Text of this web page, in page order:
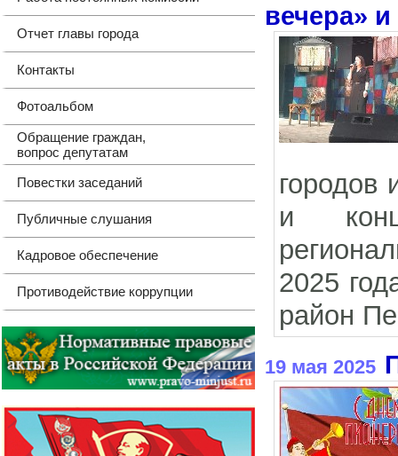
Отчет главы города
Контакты
Фотоальбом
Обращение граждан,
вопрос депутатам
Повестки заседаний
Публичные слушания
Кадровое обеспечение
Противодействие коррупции
вечера»
городов
и
2025
район
19 мая 2025